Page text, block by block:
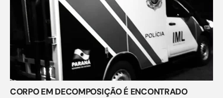
CORPO EM DECOMPOSIÇÃO É ENCONTRADO